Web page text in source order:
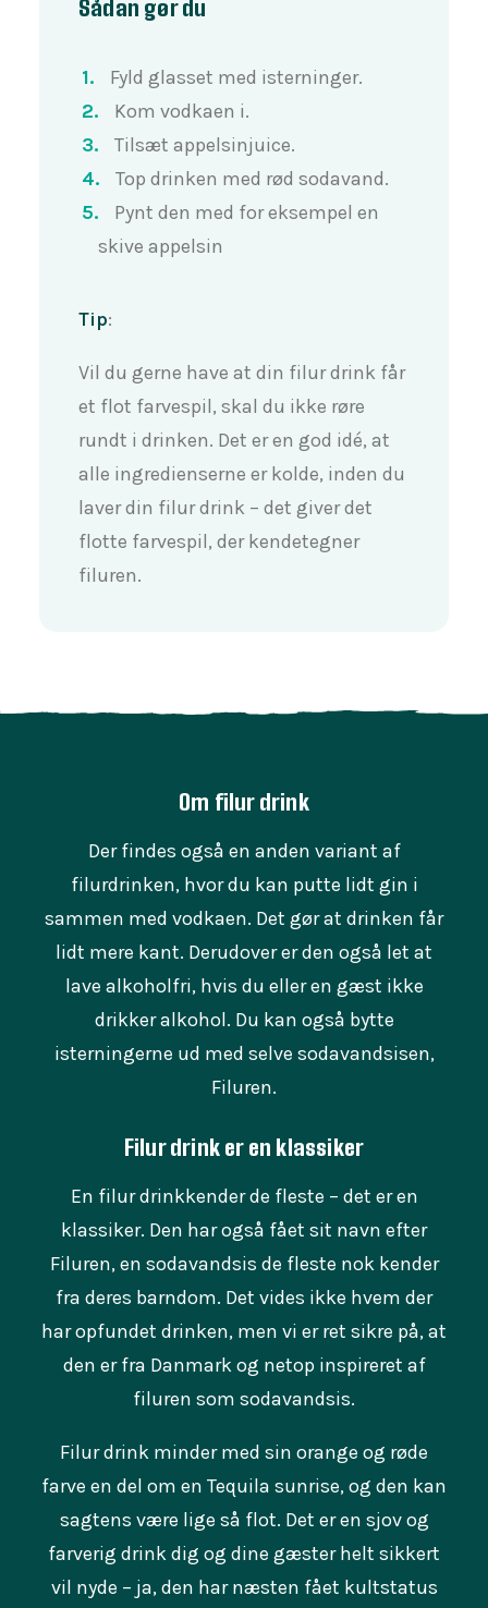
Sådan gør du
Fyld glasset med isterninger.
Kom vodkaen i.
Tilsæt appelsinjuice.
Top drinken med rød sodavand.
Pynt den med for eksempel en
skive appelsin
Tip:
Vil du gerne have at din filur drink får
et flot farvespil, skal du ikke røre
rundt i drinken. Det er en god idé, at
alle ingredienserne er kolde, inden du
laver din filur drink – det giver det
flotte farvespil, der kendetegner
filuren.
Om filur drink
Der findes også en anden variant af
filurdrinken, hvor du kan putte lidt gin i
sammen med vodkaen. Det gør at drinken får
lidt mere kant. Derudover er den også let at
lave alkoholfri, hvis du eller en gæst ikke
drikker alkohol. Du kan også bytte
isterningerne ud med selve sodavandsisen,
Filuren.
Filur drink er en klassiker
En filur drinkkender de fleste – det er en
klassiker. Den har også fået sit navn efter
Filuren, en sodavandsis de fleste nok kender
fra deres barndom. Det vides ikke hvem der
har opfundet drinken, men vi er ret sikre på, at
den er fra Danmark og netop inspireret af
filuren som sodavandsis.
Filur drink minder med sin orange og røde
farve en del om en Tequila sunrise, og den kan
sagtens være lige så flot. Det er en sjov og
farverig drink dig og dine gæster helt sikkert
vil nyde – ja, den har næsten fået kultstatus